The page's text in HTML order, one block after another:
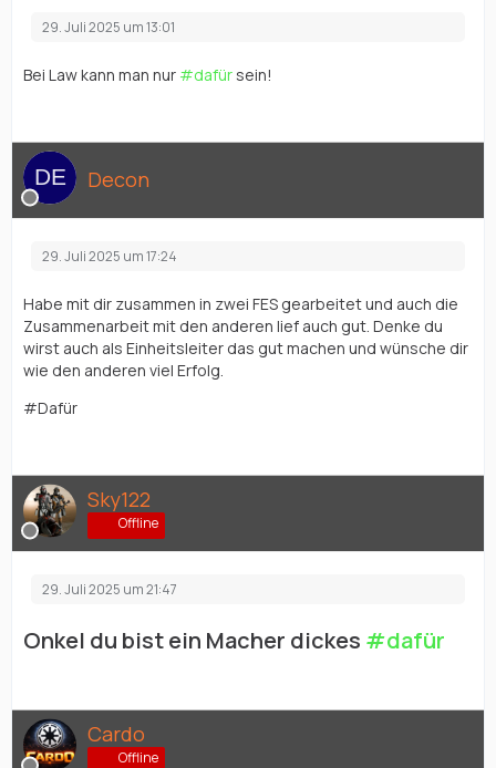
29. Juli 2025 um 13:01
Bei Law kann man nur #dafür sein!
Decon
29. Juli 2025 um 17:24
Habe mit dir zusammen in zwei FES gearbeitet und auch die
Zusammenarbeit mit den anderen lief auch gut. Denke du
wirst auch als Einheitsleiter das gut machen und wünsche dir
wie den anderen viel Erfolg.
#Dafür
Sky122
Offline
29. Juli 2025 um 21:47
Onkel du bist ein Macher dickes #dafür
Cardo
Offline